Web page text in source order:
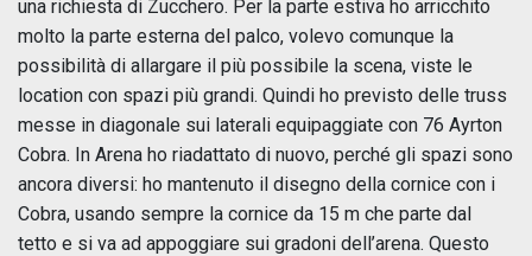
una richiesta di Zucchero. Per la parte estiva ho arricchito
molto la parte esterna del palco, volevo comunque la
possibilità di allargare il più possibile la scena, viste le
location con spazi più grandi. Quindi ho previsto delle truss
messe in diagonale sui laterali equipaggiate con 76 Ayrton
Cobra. In Arena ho riadattato di nuovo, perché gli spazi sono
ancora diversi: ho mantenuto il disegno della cornice con i
Cobra, usando sempre la cornice da 15 m che parte dal
tetto e si va ad appoggiare sui gradoni dell’arena. Questo